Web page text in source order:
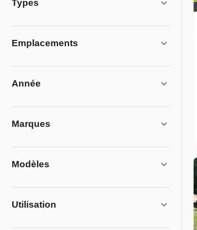
Types
Emplacements
Année
Marques
Modèles
Utilisation